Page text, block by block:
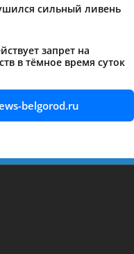
сильный ливень
запрет на
в тёмное время суток
belgorod.ru